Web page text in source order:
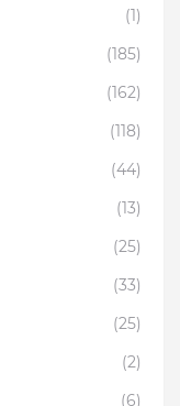
(1)
(185)
(162)
(118)
(44)
(13)
(25)
(33)
(25)
(2)
(6)